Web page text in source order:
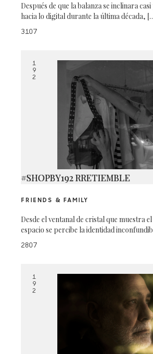
Después de que la balanza se inclinara
hacia lo digital durante la última década,
3107
1
9
2
#SHOPBY192 RRETIEMBLE
FRIENDS & FAMILY
Desde el ventanal de cristal que muestra
espacio se percibe la identidad
2807
1
9
2